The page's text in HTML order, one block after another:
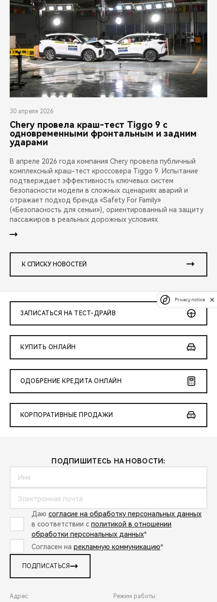
30 апреля 2026
Chery провела краш-тест Tiggo 9 с
одновременными фронтальным и задним
ударами
В апреле 2026 года компания Chery провела публичный
комплексный краш-тест кроссовера Tiggo 9. Испытание
подтверждает эффективность ключевых систем
безопасности модели в сложных сценариях аварий и
отражает подход бренда «Safety For Family»
(«Безопасность для семьи»), ориентированный на защиту
пассажиров в реальных дорожных условиях.
К СПИСКУ НОВОСТЕЙ
ЗАПИСАТЬСЯ НА ТЕСТ-ДРАЙВ
КУПИТЬ ОНЛАЙН
ОДОБРЕНИЕ КРЕДИТА ОНЛАЙН
КОРПОРАТИВНЫЕ ПРОДАЖИ
ПОДПИШИТЕСЬ НА НОВОСТИ:
Даю согласие на обработку персональных данных
в соответствии с политикой в отношении
обработки персональных данных*
Согласен на рекламную коммуникацию*
ПОДПИСАТЬСЯ
Адрес: Режим работы:
Privacy notice